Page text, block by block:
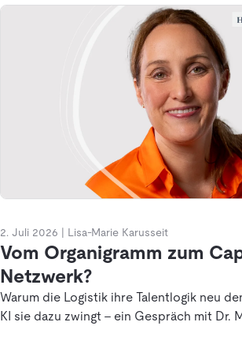
2. Juli 2026 Lisa-Marie Karusseit
Vom Organigramm zum
Netzwerk?
Warum die Logistik ihre Talentlogik neu
KI sie dazu zwingt - ein Gespräch mit Dr.